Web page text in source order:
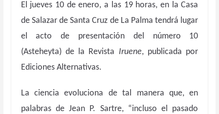
El jueves 10 de enero, a las 19 horas, en la Casa
de Salazar de Santa Cruz de La Palma tendrá lugar
el acto de presentación del número 10
(Asteheyta) de la Revista Iruene, publicada por
Ediciones Alternativas.
La ciencia evoluciona de tal manera que, en
palabras de Jean P. Sartre, “incluso el pasado